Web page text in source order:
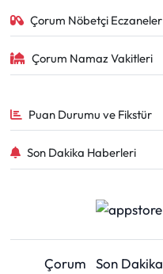
Çorum Nöbetçi Eczaneler
Çorum Namaz Vakitleri
Puan Durumu ve Fikstür
Son Dakika Haberleri
Çorum Son Dakika